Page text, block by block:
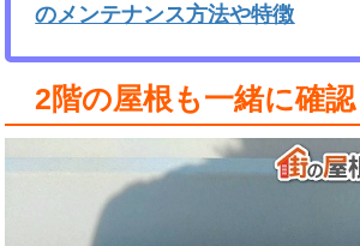
のメンテナンス方法や特徴
2階の屋根も一緒に確認